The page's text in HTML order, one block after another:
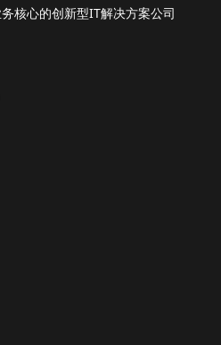
核心的创新型IT解决方案公司